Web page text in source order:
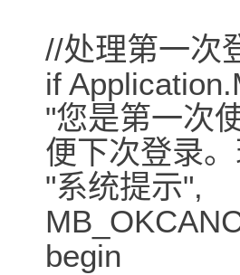
//处理第一次
if
"您是第一次
便下次登录
"系统提示",
begin